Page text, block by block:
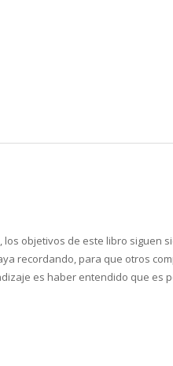
objetivos de este libro siguen
recordando, para que otros
es haber entendido que